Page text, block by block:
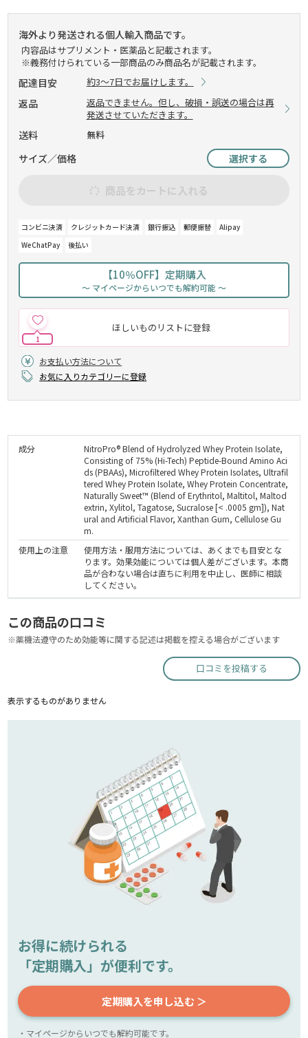
海外より発送される個人輸入商品です。
内容品はサプリメント・医薬品と記載されます。
※義務付けられている一部商品のみ商品名が記載されます。
配達目安 約3～7日でお届けします。
返品
返品できません。但し、破損・誤送の場合は再
発送させていただきます。
送料 無料
サイズ／価格 選択する
商品をカートに入れる
コンビニ決済 クレジットカード決済 銀行振込 郵便振替
Alipay
WeChatPay
後払い
【10％OFF】定期購入
～ マイページからいつでも解約可能 ～
ほしいものリストに登録
1
お支払い方法について
お気に入りカテゴリーに登録
成分
NitroPro® Blend of Hydrolyzed Whey Protein Isolate,
Consisting of 75% (Hi-Tech) Peptide-Bound Amino Aci
ds (PBAAs), Microfiltered Whey Protein Isolates, Ultrafil
tered Whey Protein Isolate, Whey Protein Concentrate,
Naturally Sweet™ (Blend of Erythritol, Maltitol, Maltod
extrin, Xylitol, Tagatose, Sucralose [< .0005 gm]), Nat
ural and Artificial Flavor, Xanthan Gum, Cellulose Gu
m.
使用上の注意
使用方法・服用方法については、あくまでも目安とな
ります。効果効能については個人差がございます。本商
品が合わない場合は直ちに利用を中止し、医師に相談
してください。
この商品の口コミ
※薬機法遵守のため効能等に関する記述は掲載を控える場合がございます
口コミを投稿する
表示するものがありません
お得に続けられる
「定期購入」が便利です。
定期購入を申し込む ＞
・マイページからいつでも解約可能です。